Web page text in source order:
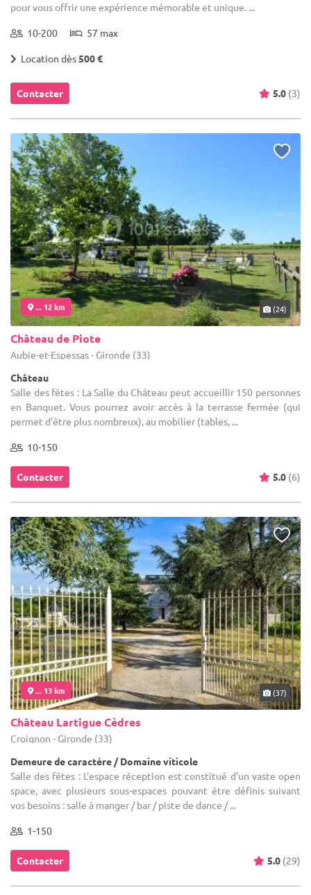
pour vous offrir une expérience mémorable et unique. ...
10-200 57 max
Location dès500 €
Contacter 5.0 (3)
... 12 km (24)
Château de Piote
Aubie-et-Espessas - Gironde (33)
Château
Salle des fêtes : La Salle du Château peut accueillir 150 personnes
en Banquet. Vous pourrez avoir accès à la terrasse fermée (qui
permet d'être plus nombreux), au mobilier (tables, ...
10-150
Contacter 5.0 (6)
... 13 km (37)
Château Lartigue Cèdres
Croignon - Gironde (33)
Demeure de caractère / Domaine viticole
Salle des fêtes : L'espace réception est constitué d'un vaste open
space, avec plusieurs sous-espaces pouvant être définis suivant
vos besoins : salle à manger / bar / piste de dance / ...
1-150
Contacter 5.0 (29)